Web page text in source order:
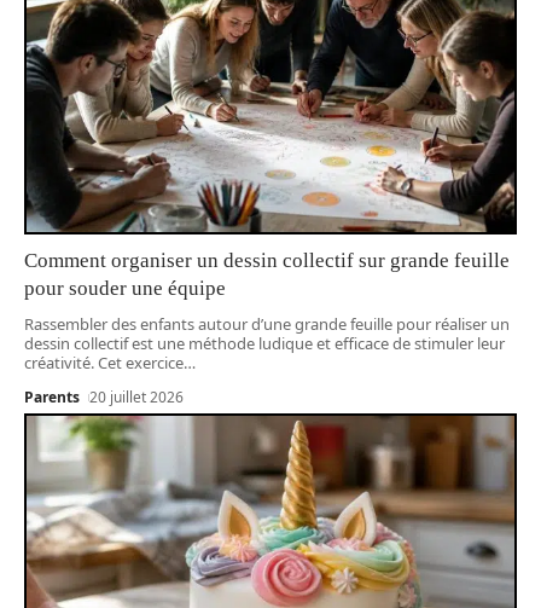
Comment organiser un dessin collectif sur grande feuille
pour souder une équipe
Rassembler des enfants autour d’une grande feuille pour réaliser un
dessin collectif est une méthode ludique et efficace de stimuler leur
créativité. Cet exercice…
Parents 20 juillet 2026